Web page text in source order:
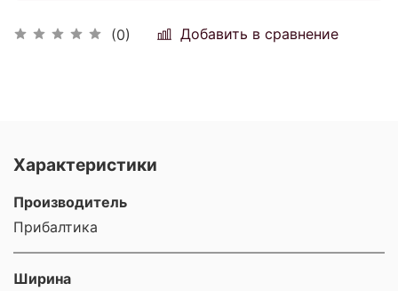
(0) Добавить в сравнение
Характеристики
Производитель
Прибалтика
Ширина